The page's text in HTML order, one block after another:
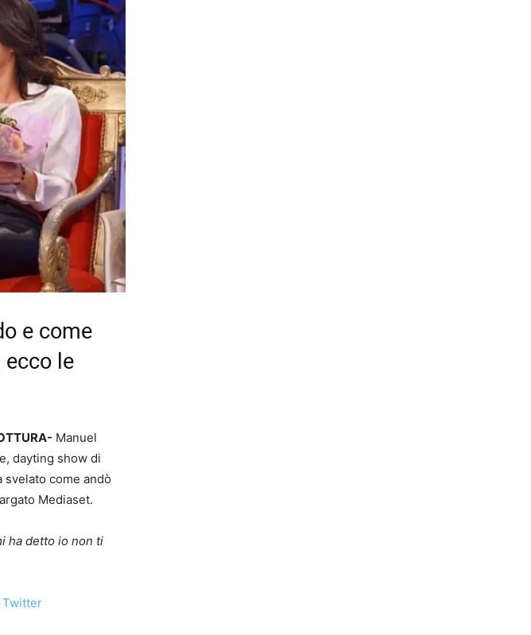
e come
le
Manuel
dayting show di
svelato come andò
Mediaset.
ha detto io non ti
Twitter